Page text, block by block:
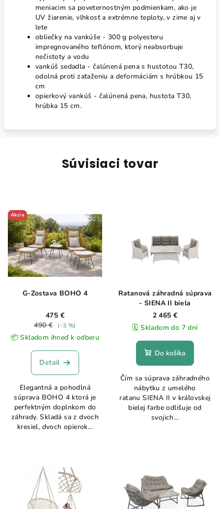
meniacim sa poveternostným podmienkam, ako je
UV žiarenie, vlhkosť a extrémne teploty, v zime aj v
lete
obliečky na vankúše - 300 g polyesteru
impregnovaného teflónom, ktorý neabsorbuje
nečistoty a vodu
vankúš sedadla - čalúnená pena s hustotou T30,
odolná proti zaťaženiu a deformáciám s hrúbkou 15
cm
opierkový vankúš - čalúnená pena, hustota T30,
hrúbka 15 cm.
Súvisiaci tovar
Akcia
G-Zostava BOHO 4
475 €
490 €
(–3 %)
📦 Skladom ihneď k odberu
Detail
Elegantná a pohodlná
súprava BOHO 4 ktorá je
perfektným doplnkom do
záhrady. Skladá sa z dvoch
kresiel, dvoch opierok...
Ratanová záhradná súprava
- SIENA II biela
2 465 €
🗓️ Skladom do 7 dní
Do košíka
Čím sa súprava záhradného
nábytku z umelého
ratanu SIENA II v kráľovskej
bielej farbe odlišuje od
svojich...